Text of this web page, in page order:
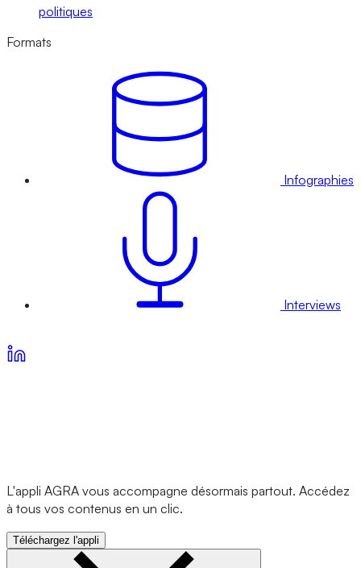
politiques
Formats
Infographies
Interviews
L'appli AGRA vous accompagne désormais partout. Accédez
à tous vos contenus en un clic.
Téléchargez l'appli